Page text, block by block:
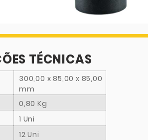
TÉCNICAS
300,00 x 85,00 x 85,00
mm
0,80 Kg
1 Uni
12 Uni